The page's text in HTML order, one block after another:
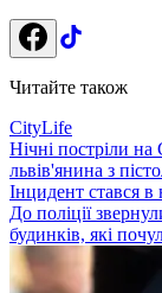
Читайте також
CityLife
Нічні постріли на
львів'янина з
Інцидент стався в
До поліції
будинків, які